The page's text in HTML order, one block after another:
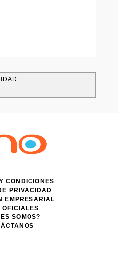
CONDICIONES
PRIVACIDAD
EMPRESARIAL
OFICIALES
SOMOS?